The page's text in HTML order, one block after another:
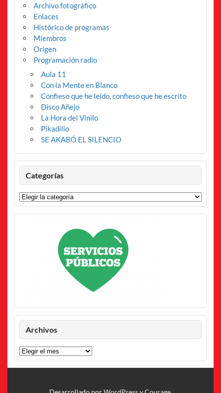
Archivo fotográfico
Enlaces
Histórico de programas
Miembros
Origen
Programación radio
Aula 11
Con la Mente en Blanco
Confieso que he leído, confieso que he escrito
Disco Añejo
La Hora del Vinilo
Pikadillo
SE AKABÓ EL SILENCIO
Categorías
Categorías
Archivos
Archivos